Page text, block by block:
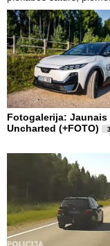
Fotogalerija: Jaunais
Uncharted (+FOTO)
3